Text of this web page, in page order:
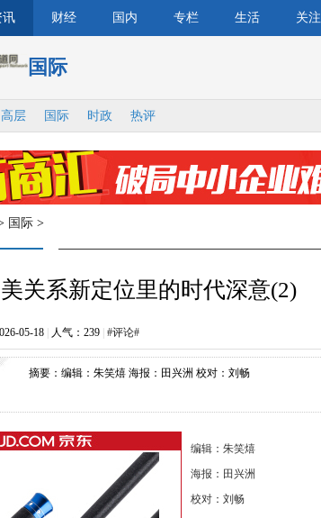
讯 财经 国内 专栏 生活 关注
国际
高层 国际 时政 热评
国际 >
关系新定位里的时代深意(2)
05-18 人气： 239 #评论#
摘要：编辑：朱笑熺 海报：田兴洲 校对：刘畅
编辑：朱笑熺
海报：田兴洲
校对：刘畅